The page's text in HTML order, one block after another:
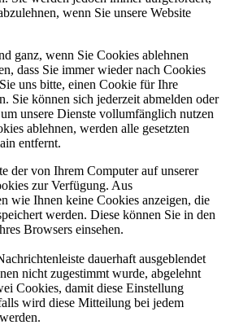
wenn Sie unsere Website
ganz, wenn Sie Cookies ablehnen
dass Sie immer wieder nach Cookies
uns bitte, einen Cookie für Ihre
Sie können sich jederzeit abmelden oder
unsere Dienste vollumfänglich nutzen
ablehnen, werden alle gesetzten
entfernt.
der von Ihrem Computer auf unserer
zur Verfügung. Aus
wie Ihnen keine Cookies anzeigen, die
werden. Diese können Sie in den
Browsers einsehen.
dauerhaft ausgeblendet
nicht zugestimmt wurde, abgelehnt
Cookies, damit diese Einstellung
wird diese Mitteilung bei jedem